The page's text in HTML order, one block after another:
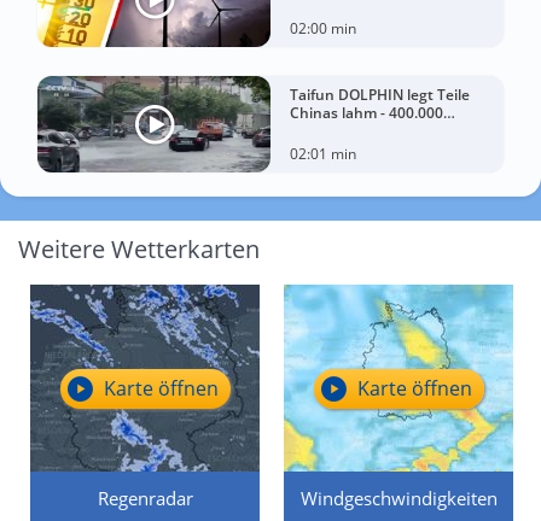
02:00 min
Taifun DOLPHIN legt Teile
Chinas lahm - 400.000
verlassen
02:01 min
Weitere Wetterkarten
Regenradar
Karte öffnen
Windgeschwindigkeiten
Karte öffnen